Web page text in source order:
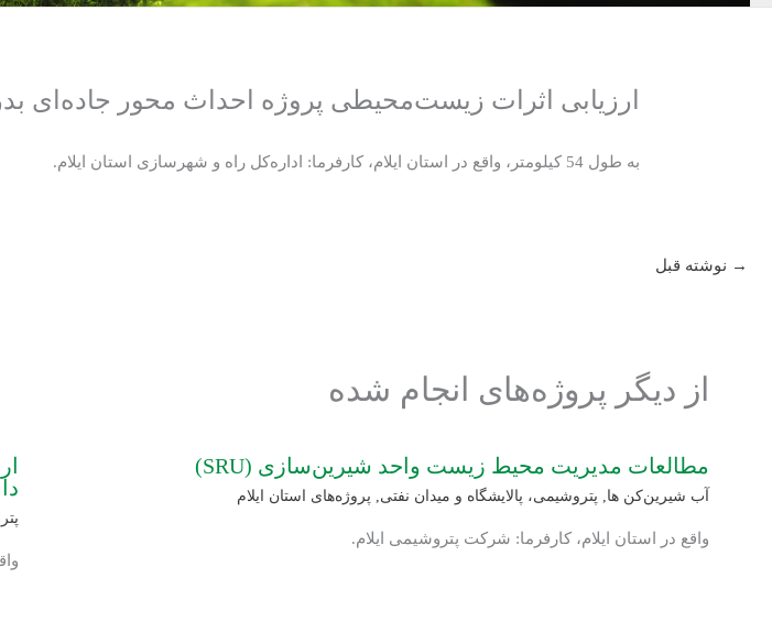
ارزیابی اثرات زیست‌محیطی پروژه احداث محور جاده‌ای
به طول 54 کیلومتر، واقع در استان ایلام، کارفرما: اداره‌کل راه و شهرسازی استان ایلام.
→ نوشته قبل
از دیگر پروژه‌های انجام شده
مطالعات مدیریت محیط زیست واحد شیرین‌سازی (SRU)
آب شیرین‌کن ها, پتروشیمی، پالایشگاه و میدان نفتی, پروژه‌های استان ایلام
واقع در استان ایلام، کارفرما: شرکت پتروشیمی ایلام.